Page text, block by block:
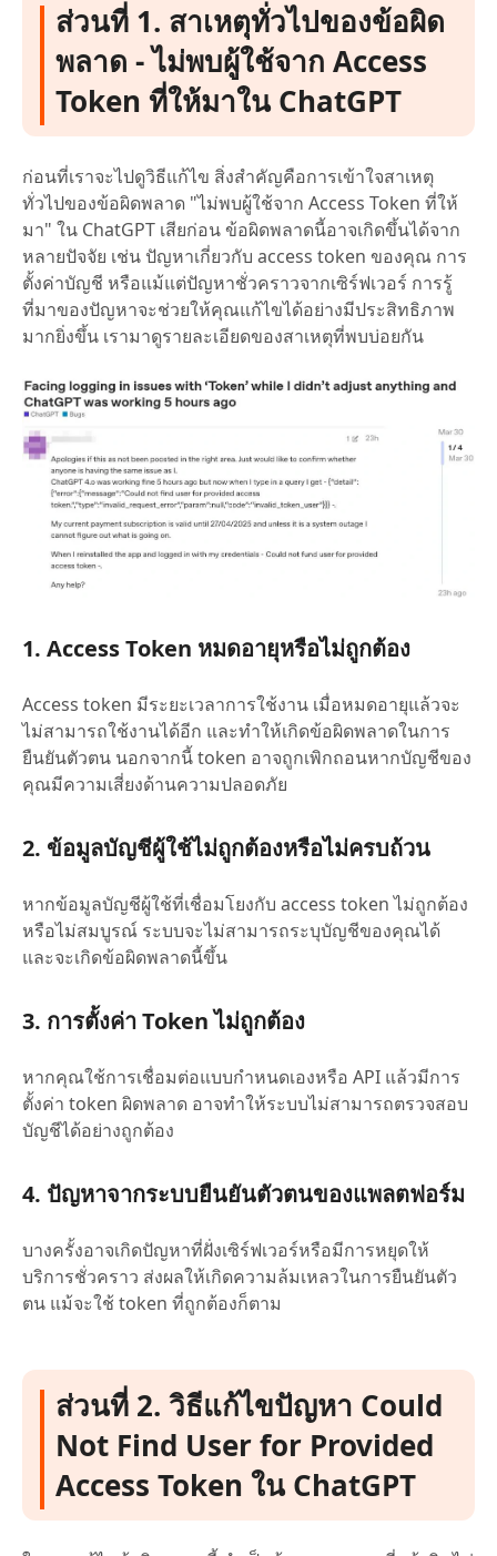
ส่วนที่ 1. สาเหตุทั่วไปของข้อผิด
พลาด - ไม่พบผู้ใช้จาก Access
Token ที่ให้มาใน ChatGPT
ก่อนที่เราจะไปดูวิธีแก้ไข สิ่งสำคัญคือการเข้าใจสาเหตุ
ทั่วไปของข้อผิดพลาด "ไม่พบผู้ใช้จาก Access Token ที่ให้
มา" ใน ChatGPT เสียก่อน ข้อผิดพลาดนี้อาจเกิดขึ้นได้จาก
หลายปัจจัย เช่น ปัญหาเกี่ยวกับ access token ของคุณ การ
ตั้งค่าบัญชี หรือแม้แต่ปัญหาชั่วคราวจากเซิร์ฟเวอร์ การรู้
ที่มาของปัญหาจะช่วยให้คุณแก้ไขได้อย่างมีประสิทธิภาพ
มากยิ่งขึ้น เรามาดูรายละเอียดของสาเหตุที่พบบ่อยกัน
1. Access Token หมดอายุหรือไม่ถูกต้อง
Access token มีระยะเวลาการใช้งาน เมื่อหมดอายุแล้วจะ
ไม่สามารถใช้งานได้อีก และทำให้เกิดข้อผิดพลาดในการ
ยืนยันตัวตน นอกจากนี้ token อาจถูกเพิกถอนหากบัญชีของ
คุณมีความเสี่ยงด้านความปลอดภัย
2. ข้อมูลบัญชีผู้ใช้ไม่ถูกต้องหรือไม่ครบถ้วน
หากข้อมูลบัญชีผู้ใช้ที่เชื่อมโยงกับ access token ไม่ถูกต้อง
หรือไม่สมบูรณ์ ระบบจะไม่สามารถระบุบัญชีของคุณได้
และจะเกิดข้อผิดพลาดนี้ขึ้น
3. การตั้งค่า Token ไม่ถูกต้อง
หากคุณใช้การเชื่อมต่อแบบกำหนดเองหรือ API แล้วมีการ
ตั้งค่า token ผิดพลาด อาจทำให้ระบบไม่สามารถตรวจสอบ
บัญชีได้อย่างถูกต้อง
4. ปัญหาจากระบบยืนยันตัวตนของแพลตฟอร์ม
บางครั้งอาจเกิดปัญหาที่ฝั่งเซิร์ฟเวอร์หรือมีการหยุดให้
บริการชั่วคราว ส่งผลให้เกิดความล้มเหลวในการยืนยันตัว
ตน แม้จะใช้ token ที่ถูกต้องก็ตาม
ส่วนที่ 2. วิธีแก้ไขปัญหา Could
Not Find User for Provided
Access Token ใน ChatGPT